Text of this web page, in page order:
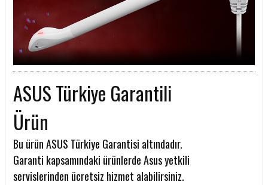
ASUS Türkiye Garantili
Ürün
Bu ürün ASUS Türkiye Garantisi altındadır.
Garanti kapsamındaki ürünlerde Asus yetkili
servislerinden ücretsiz hizmet alabilirsiniz.